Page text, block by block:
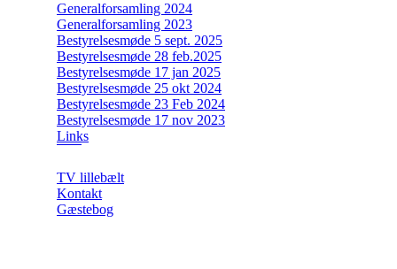
Generalforsamling 2024
Generalforsamling 2023
Bestyrelsesmøde 5 sept. 2025
Bestyrelsesmøde 28 feb.2025
Bestyrelsesmøde 17 jan 2025
Bestyrelsesmøde 25 okt 2024
Bestyrelsesmøde 23 Feb 2024
Bestyrelsesmøde 17 nov 2023
Links
TV lillebælt
Kontakt
Gæstebog